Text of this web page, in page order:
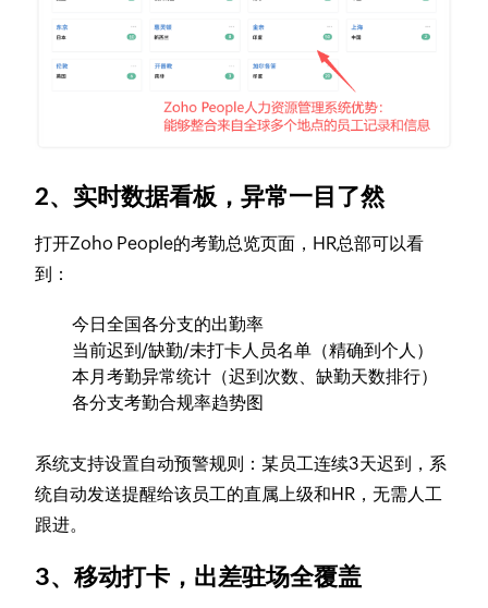
2、实时数据看板，异常一目了然
打开Zoho People的考勤总览页面，HR总部可以看
到：
今日全国各分支的出勤率
当前迟到/缺勤/未打卡人员名单（精确到个人）
本月考勤异常统计（迟到次数、缺勤天数排行）
各分支考勤合规率趋势图
系统支持设置自动预警规则：某员工连续3天迟到，系
统自动发送提醒给该员工的直属上级和HR，无需人工
跟进。
3、移动打卡，出差驻场全覆盖